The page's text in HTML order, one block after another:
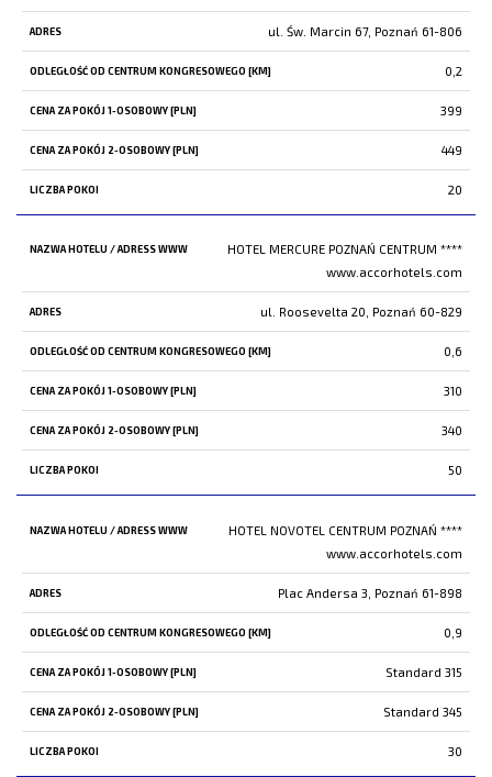
ul. Św. Marcin 67, Poznań 61-806
0,2
399
449
20
HOTEL MERCURE POZNAŃ CENTRUM ****
www.accorhotels.com
ul. Roosevelta 20, Poznań 60-829
0,6
310
340
50
HOTEL NOVOTEL CENTRUM POZNAŃ ****
www.accorhotels.com
Plac Andersa 3, Poznań 61-898
0,9
Standard 315
Standard 345
30